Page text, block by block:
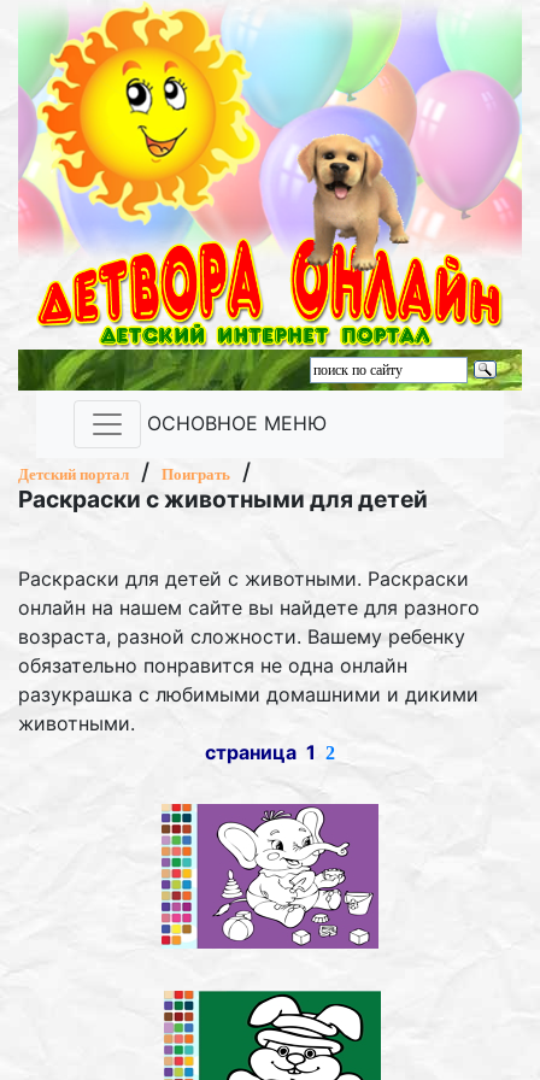
ОСНОВНОЕ МЕНЮ
Детский портал / Поиграть
/
Раскраски с животными для детей
Раскраски для детей с животными. Раскраски
онлайн на нашем сайте вы найдете для разного
возраста, разной сложности. Вашему ребенку
обязательно понравится не одна онлайн
разукрашка с любимыми домашними и дикими
животными.
страница 1 2